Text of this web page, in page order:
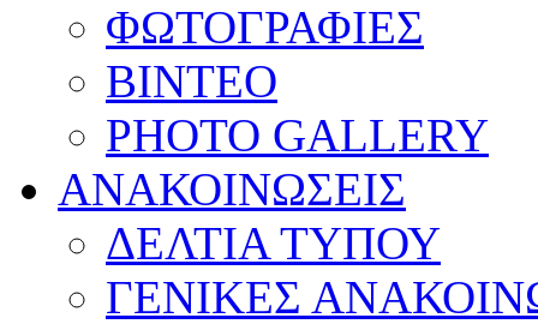
ΦΩΤΟΓΡΑΦΙΕΣ
ΒΙΝΤΕΟ
PHOTO GALLERY
ΑΝΑΚΟΙΝΩΣΕΙΣ
ΔΕΛΤΙΑ ΤΥΠΟΥ
ΓΕΝΙΚΕΣ